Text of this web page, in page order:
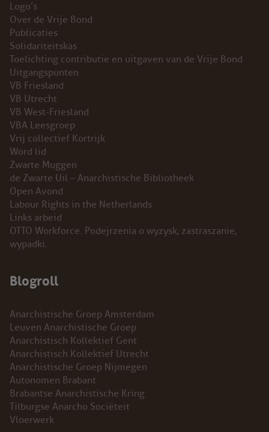
Logo’s
Over de Vrije Bond
Publicaties
Solidariteitskas
Toelichting contributie en uitgaven van de Vrije Bond
Uitgangspunten
VB Friesland
VB Utrecht
VB West-Friesland
VBA Leesgroep
Vrij collectief Kortrijk
Word lid
Zwarte Muggen
de Zwarte Uil – Anarchistische Bibliotheek
Open Avond
Labour Rights in the Netherlands
Links arbeid
OTTO Workforce. Podejrzenia o wyzysk, zastraszanie,
wypadki.
Blogroll
Anarchistische Groep Amsterdam
Leuven Anarchistische Groep
Anarchistisch Kollektief Gent
Anarchistisch Kollektief Utrecht
Anarchistische Groep Nijmegen
Autonomen Brabant
Brabantse Anarchistische Kring
Tilburgse Anarcho Sociëteit
Vloerwerk